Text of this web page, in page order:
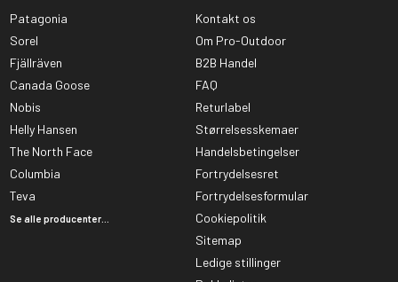
Patagonia
Sorel
Fjällräven
Canada Goose
Nobis
Helly Hansen
The North Face
Columbia
Teva
Se alle producenter...
Kontakt os
Om Pro-Outdoor
B2B Handel
FAQ
Returlabel
Størrelsesskemaer
Handelsbetingelser
Fortrydelsesret
Fortrydelsesformular
Cookiepolitik
Sitemap
Ledige stillinger